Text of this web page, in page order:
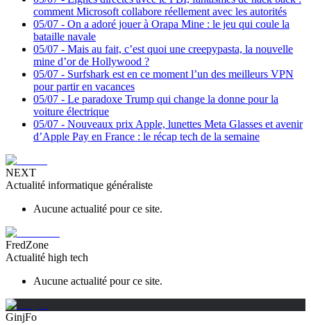
comment Microsoft collabore réellement avec les autorités
05/07 - On a adoré jouer à Orapa Mine : le jeu qui coule la
bataille navale
05/07 - Mais au fait, c’est quoi une creepypasta, la nouvelle
mine d’or de Hollywood ?
05/07 - Surfshark est en ce moment l’un des meilleurs VPN
pour partir en vacances
05/07 - Le paradoxe Trump qui change la donne pour la
voiture électrique
05/07 - Nouveaux prix Apple, lunettes Meta Glasses et avenir
d’Apple Pay en France : le récap tech de la semaine
NEXT
Actualité informatique généraliste
Aucune actualité pour ce site.
FredZone
Actualité high tech
Aucune actualité pour ce site.
GinjFo